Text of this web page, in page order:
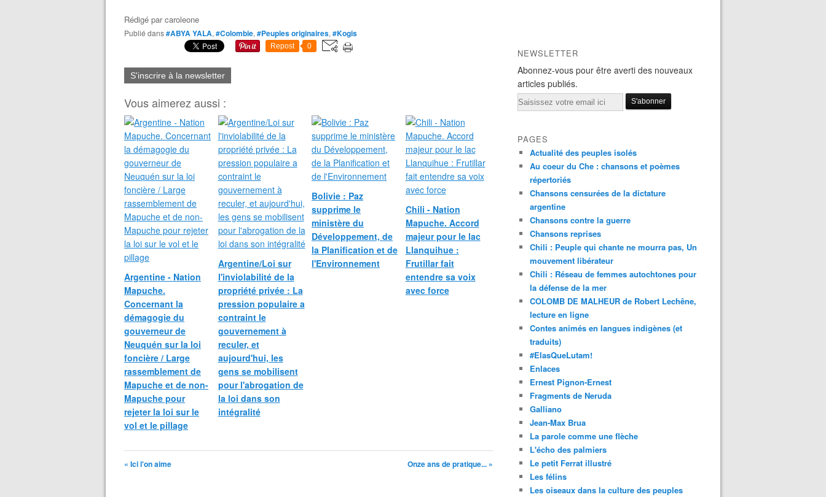
Rédigé parcaroleone
Publié dans#ABYA YALA, #Colombie, #Peuples originaires, #Kogis
Repost 0
S'inscrire à la newsletter
Vous aimerez aussi :
Argentine - Nation
Mapuche.
Concernant la
démagogie du
gouverneur de
Neuquén sur la loi
foncière / Large
rassemblement de
Mapuche et de non-
Mapuche pour
rejeter la loi sur le
vol et le pillage
Argentine/Loi sur
l'inviolabilité de la
propriété privée : La
pression populaire a
contraint le
gouvernement à
reculer, et
aujourd'hui, les
gens se mobilisent
pour l'abrogation de
la loi dans son
intégralité
Bolivie : Paz
supprime le
ministère du
Développement, de
la Planification et de
l'Environnement
Chili - Nation
Mapuche. Accord
majeur pour le lac
Llanquihue :
Frutillar fait
entendre sa voix
avec force
« Ici l'on aime Onze ans de pratique... »
NEWSLETTER
Abonnez-vous pour être averti des nouveaux
articles publiés.
Email
PAGES
Actualité des peuples isolés
Au coeur du Che : chansons et poèmes
répertoriés
Chansons censurées de la dictature
argentine
Chansons contre la guerre
Chansons reprises
Chili : Peuple qui chante ne mourra pas, Un
mouvement libérateur
Chili : Réseau de femmes autochtones pour
la défense de la mer
COLOMB DE MALHEUR de Robert Lechêne,
lecture en ligne
Contes animés en langues indigènes (et
traduits)
#ElasQueLutam!
Enlaces
Ernest Pignon-Ernest
Fragments de Neruda
Galliano
Jean-Max Brua
La parole comme une flèche
L'écho des palmiers
Le petit Ferrat illustré
Les félins
Les oiseaux dans la culture des peuples